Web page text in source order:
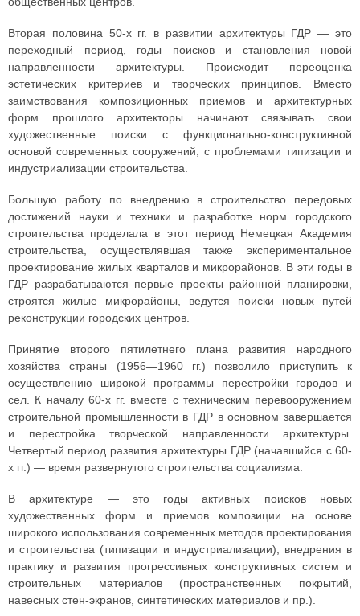
Вторая половина 50-х гг. в развитии архитектуры ГДР — это
переходный период, годы поисков и становления новой
направленности архитектуры. Происходит переоценка
эстетических критериев и творческих принципов. Вместо
заимствования композиционных приемов и архитектурных
форм прошлого архитекторы начинают связывать свои
художественные поиски с функционально-конструктивной
основой современных сооружений, с проблемами типизации и
индустриализации строительства.
Большую работу по внедрению в строительство передовых
достижений науки и техники и разработке норм городского
строительства проделала в этот период Немецкая Академия
строительства, осуществлявшая также экспериментальное
проектирование жилых кварталов и микрорайонов. В эти годы в
ГДР разрабатываются первые проекты районной планировки,
строятся жилые микрорайоны, ведутся поиски новых путей
реконструкции городских центров.
Принятие второго пятилетнего плана развития народного
хозяйства страны (1956—1960 гг.) позволило приступить к
осуществлению широкой программы перестройки городов и
сел. К началу 60-х гг. вместе с техническим перевооружением
строительной промышленности в ГДР в основном завершается
и перестройка творческой направленности архитектуры.
Четвертый период развития архитектуры ГДР (начавшийся с 60-
х гг.) — время развернутого строительства социализма.
В архитектуре — это годы активных поисков новых
художественных форм и приемов композиции на основе
широкого использования современных методов проектирования
и строительства (типизации и индустриализации), внедрения в
практику и развития прогрессивных конструктивных систем и
строительных материалов (пространственных покрытий,
навесных стен-экранов, синтетических материалов и пр.).